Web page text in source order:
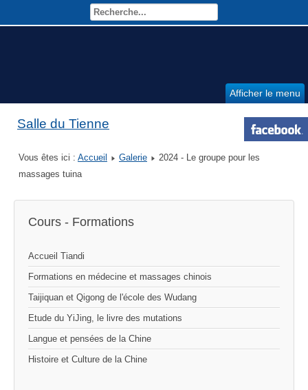
Afficher le menu
Salle du Tienne
Vous êtes ici : Accueil Galerie
2024 - Le groupe pour les
massages tuina
Cours - Formations
Accueil Tiandi
Formations en médecine et massages chinois
Taijiquan et Qigong de l'école des Wudang
Etude du YiJing, le livre des mutations
Langue et pensées de la Chine
Histoire et Culture de la Chine